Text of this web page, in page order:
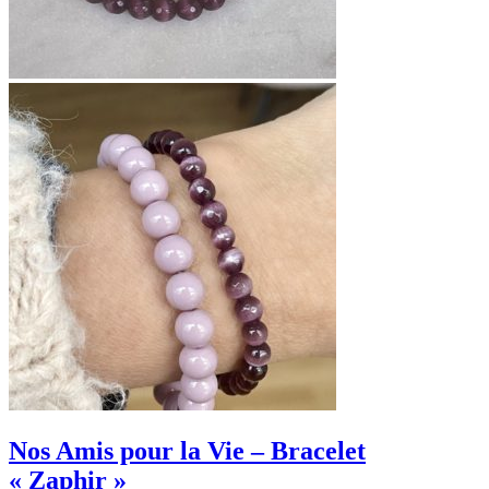
Nos Amis pour la Vie – Bracelet
« Zaphir »